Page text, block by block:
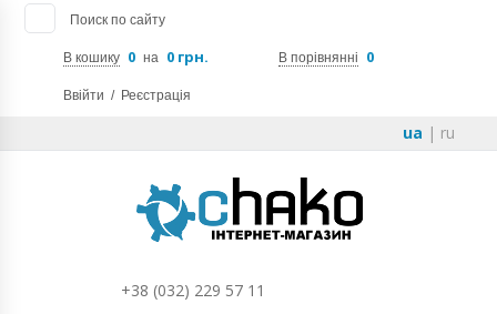
Поиск по сайту
В кошику 0 на 0 грн. В порівнянні 0
Ввійти / Реєстрація
ua | ru
+38 (032) 229 57 11